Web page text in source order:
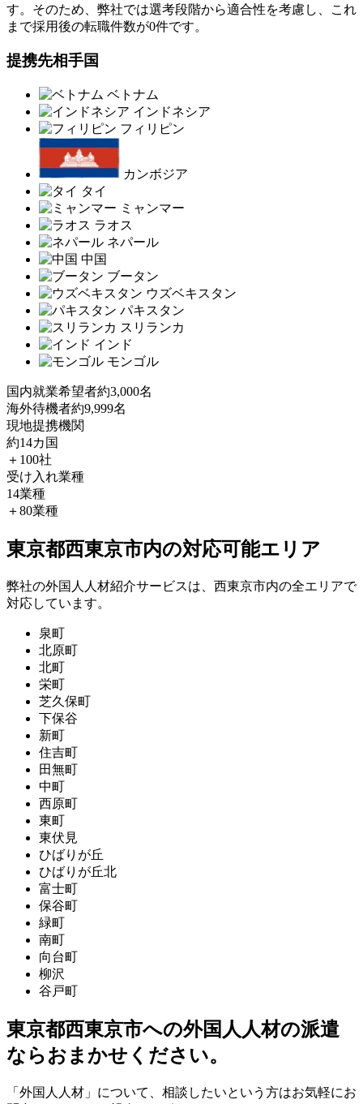
す。そのため、弊社では選考段階から適合性を考慮し、これ
まで採用後の転職件数が0件です。
提携先相手国
ベトナム
インドネシア
フィリピン
カンボジア
タイ
ミャンマー
ラオス
ネパール
中国
ブータン
ウズベキスタン
パキスタン
スリランカ
インド
モンゴル
国内就業希望者約3,000名
海外待機者約9,999名
現地提携機関
約14カ国
＋100社
受け入れ業種
14業種
＋80業種
東京都西東京市内の対応可能エリア
弊社の外国人人材紹介サービスは、西東京市内の全エリアで
対応しています。
泉町
北原町
北町
栄町
芝久保町
下保谷
新町
住吉町
田無町
中町
西原町
東町
東伏見
ひばりが丘
ひばりが丘北
富士町
保谷町
緑町
南町
向台町
柳沢
谷戸町
東京都西東京市への外国人人材の派遣
ならおまかせください。
「外国人人材」について、相談したいという方はお気軽にお